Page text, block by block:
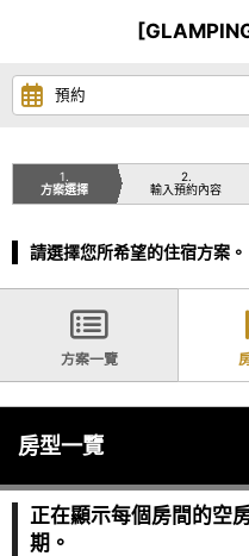
預約
1
方案選擇
2
輸入預約內容
請選擇您所希望的住宿方案。
方案一覽
房型一覽
正在顯示每個房間的空
期。